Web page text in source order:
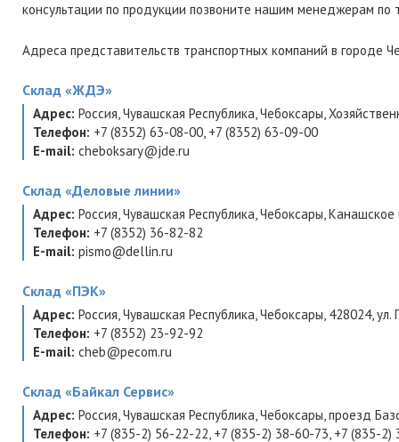
консультации по продукции позвоните нашим менеджерам
Адреса представительств транспортных компаний в городе
Склад «ЖДЭ»
Адрес: Россия,Чувашская Республика,Чебоксары,
Телефон: +7 (8352) 63-08-00, +7 (8352) 63-09-00
E-mail: cheboksary@jde.ru
Склад «Деловые линии»
Адрес: Россия,Чувашская Республика,Чебоксары,Канашское
Телефон: +7 (8352) 36-82-82
E-mail: pismo@dellin.ru
Склад «ПЭК»
Адрес: Россия,Чувашская Республика,Чебоксары, 428024,ул.
Телефон: +7 (8352) 23-92-92
E-mail: cheb@pecom.ru
Склад «Байкал Сервис»
Адрес: Россия,Чувашская Республика,Чебоксары,проезд
Телефон: +7 (835-2) 56-22-22, +7 (835-2) 38-60-73, +7 (835-2)